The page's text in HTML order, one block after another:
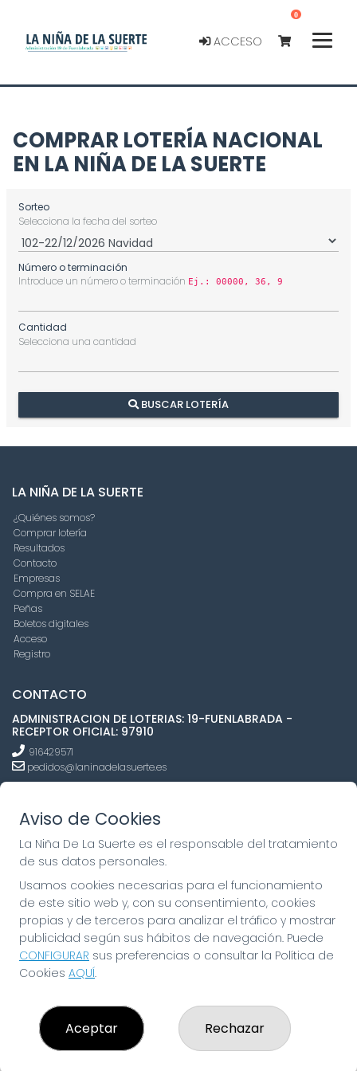
ACCESO
0
COMPRAR LOTERÍA NACIONAL
EN LA NIÑA DE LA SUERTE
Sorteo
Selecciona la fecha del sorteo
Número o terminación
Introduce un número o terminación Ej.: 00000, 36, 9
Cantidad
Selecciona una cantidad
BUSCAR LOTERÍA
LA NIÑA DE LA SUERTE
¿Quiénes somos?
Comprar lotería
Resultados
Contacto
Empresas
Compra en SELAE
Peñas
Boletos digitales
Acceso
Registro
CONTACTO
ADMINISTRACION DE LOTERIAS: 19-FUENLABRADA -
RECEPTOR OFICIAL: 97910
916429571
pedidos@laninadelasuerte.es
(Madrid) España
LEGAL
Aviso Legal
Política de Privacidad
Política de Cookies
Condiciones de Compra
Tienda de Lotería Nacional
Pago aceptado con tarjeta
Juego responsable. Solo mayores de edad.
Aviso de Cookies
La Niña De La Suerte es el responsable del tratamiento
de sus datos personales.
Usamos cookies necesarias para el funcionamiento
de este sitio web y, con su consentimiento, cookies
propias y de terceros para analizar el tráfico y mostrar
publicidad según sus hábitos de navegación. Puede
CONFIGURAR sus preferencias o consultar la Política de
Cookies AQUÍ.
Aceptar Rechazar